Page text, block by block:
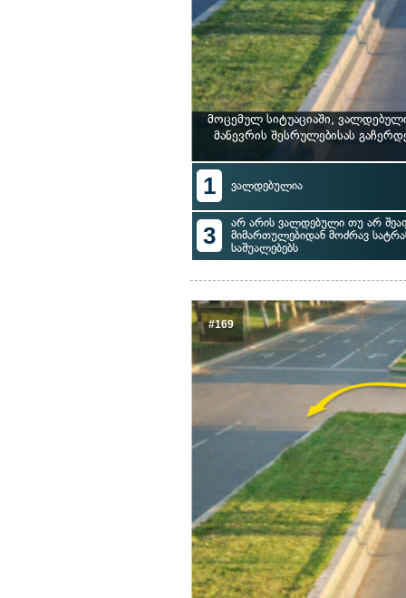
მოცემულ სიტუაციაში,
მანევრის შესრულებისას
1 ვალდებულია
3
არ არის ვალდებული თუ არ
მიმართულებიდან მოძრავ
საშუალებებს
#169